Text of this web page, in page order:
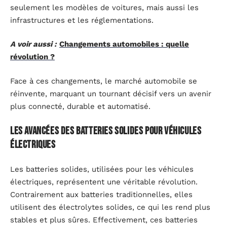
seulement les modèles de voitures, mais aussi les
infrastructures et les réglementations.
A voir aussi : Changements automobiles : quelle
révolution ?
Face à ces changements, le marché automobile se
réinvente, marquant un tournant décisif vers un avenir
plus connecté, durable et automatisé.
Les avancées des batteries solides pour véhicules
électriques
Les batteries solides, utilisées pour les véhicules
électriques, représentent une véritable révolution.
Contrairement aux batteries traditionnelles, elles
utilisent des électrolytes solides, ce qui les rend plus
stables et plus sûres. Effectivement, ces batteries